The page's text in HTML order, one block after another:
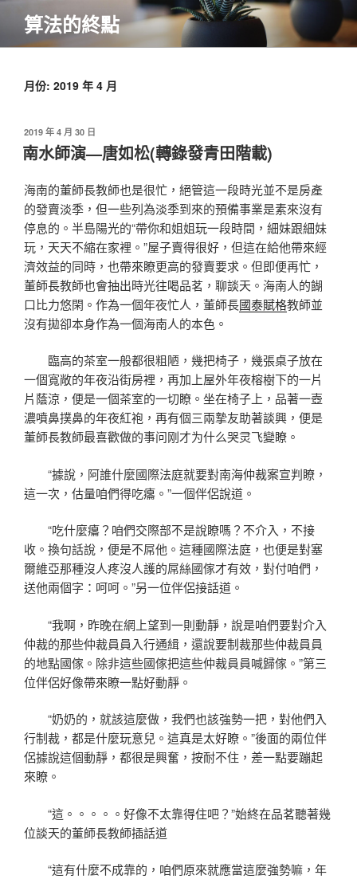
主
算法的終點
月份: 2019 年 4 月
發
佈
於
2019 年 4 月 30 日
南水師演—唐如松(轉錄發青田階載)
海南的董師長教師也是很忙，絕管這一段時光並不是房產
的發賣淡季，但一些列為淡季到來的預備事業是素來沒有
停息的。半島陽光的“帶你和姐姐玩一段時間，細妹跟細妹
玩，天天不縮在家裡。”屋子賣得很好，但這在給他帶來經
濟效益的同時，也帶來瞭更高的發賣要求。但即便再忙，
董師長教師也會抽出時光往喝品茗，聊談天。海南人的餬
口比力悠閑。作為一個年夜忙人，董師長國泰賦格教師並
沒有拋卻本身作為一個海南人的本色。
臨高的茶室一般都很粗陋，幾把椅子，幾張桌子放在
一個寬敞的年夜沿街房裡，再加上屋外年夜榕樹下的一片
片蔭涼，便是一個茶室的一切瞭。坐在椅子上，品著一壺
濃噴鼻撲鼻的年夜紅袍，再有個三兩摯友助著談興，便是
董師長教師最喜歡做的事问刚才为什么哭灵飞變瞭。
“據說，阿誰什麼國際法庭就要對南海仲裁案宣判瞭，
這一次，估量咱們得吃癟。”一個伴侶說道。
“吃什麼癟？咱們交際部不是說瞭嗎？不介入，不接
收。換句話說，便是不屌他。這種國際法庭，也便是對塞
爾維亞那種沒人疼沒人護的屌絲國傢才有效，對付咱們，
送他兩個字：呵呵。”另一位伴侶接話道。
“我啊，昨晚在網上望到一則動靜，說是咱們要對介入
仲裁的那些仲裁員員入行通緝，還說要制裁那些仲裁員員
的地點國傢。除非這些國傢把這些仲裁員員喊歸傢。”第三
位伴侶好像帶來瞭一點好動靜。
“奶奶的，就該這麼做，我們也該強勢一把，對他們入
行制裁，都是什麼玩意兒。這真是太好瞭。”後面的兩位伴
侶據說這個動靜，都很是興奮，按耐不住，差一點要蹦起
來瞭。
“這。。。。。好像不太靠得住吧？”始終在品茗聽著幾
位談天的董師長教師插話道
“這有什麼不成靠的，咱們原來就應當這麼強勢嘛，年